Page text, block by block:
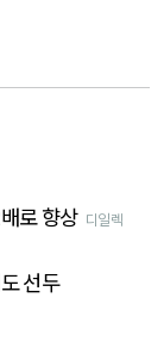
로 향상 디일렉
선두